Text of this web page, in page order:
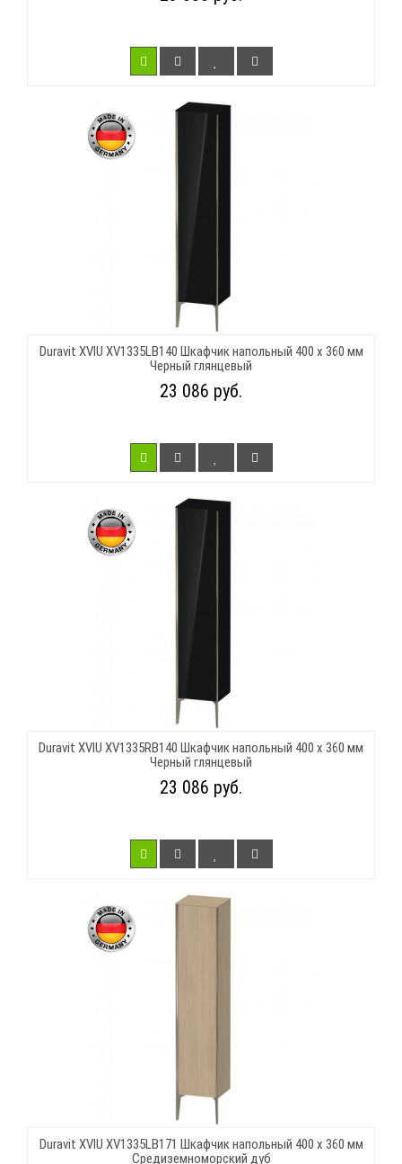
Duravit XVIU XV1335LB140 Шкафчик напольный 400 x 360 мм
Черный глянцевый
23 086 руб.
Duravit XVIU XV1335RB140 Шкафчик напольный 400 x 360 мм
Черный глянцевый
23 086 руб.
Duravit XVIU XV1335LB171 Шкафчик напольный 400 x 360 мм
Средиземноморский дуб